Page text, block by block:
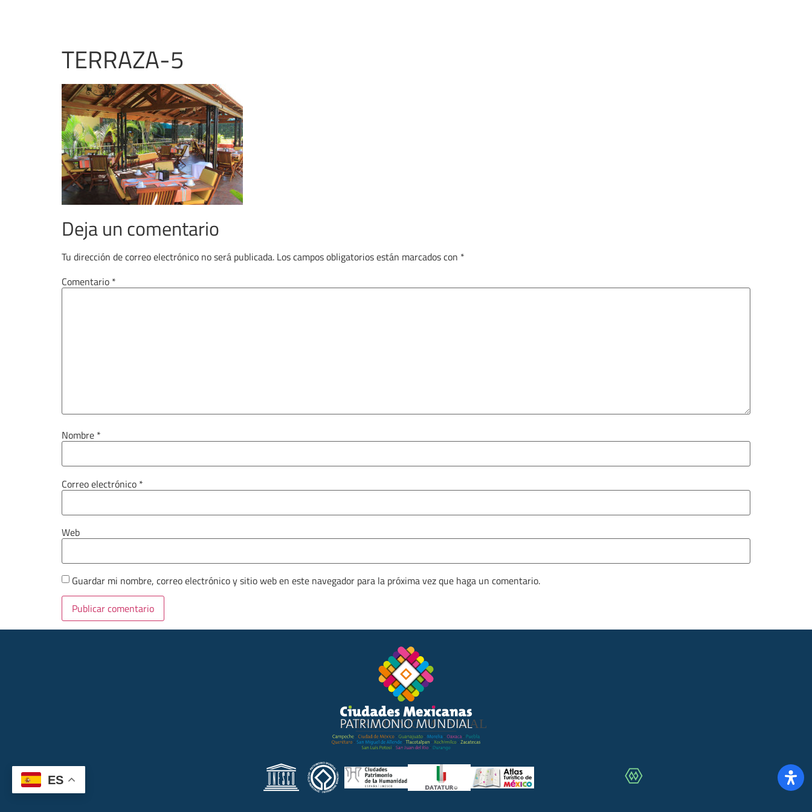
TERRAZA-5
Deja un comentario
Tu dirección de correo electrónico no será publicada. Los campos obligatorios están marcados con *
Comentario *
Nombre *
Correo electrónico *
Web
Guardar mi nombre, correo electrónico y sitio web en este navegador para la próxima vez que haga un comentario.
ES